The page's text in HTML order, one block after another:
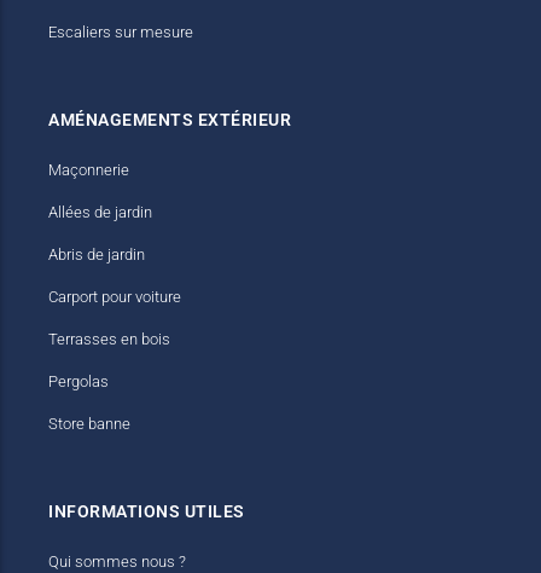
Escaliers sur mesure
AMÉNAGEMENTS EXTÉRIEUR
Maçonnerie
Allées de jardin
Abris de jardin
Carport pour voiture
Terrasses en bois
Pergolas
Store banne
INFORMATIONS UTILES
Qui sommes nous ?